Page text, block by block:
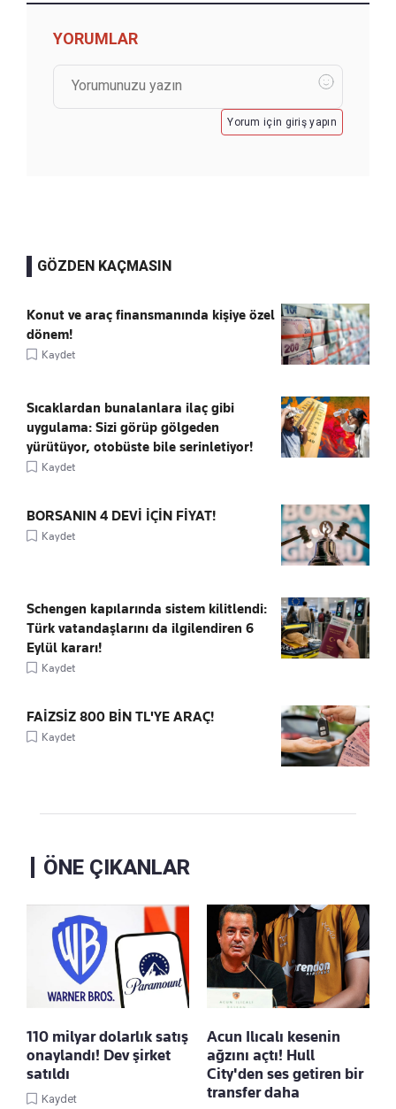
YORUMLAR
Yorum için giriş yapın
GÖZDEN KAÇMASIN
Konut ve araç finansmanında kişiye özel
dönem!
Kaydet
Sıcaklardan bunalanlara ilaç gibi
uygulama: Sizi görüp gölgeden
yürütüyor, otobüste bile serinletiyor!
Kaydet
BORSANIN 4 DEVİ İÇİN FİYAT!
Kaydet
Schengen kapılarında sistem kilitlendi:
Türk vatandaşlarını da ilgilendiren 6
Eylül kararı!
Kaydet
FAİZSİZ 800 BİN TL'YE ARAÇ!
Kaydet
ÖNE ÇIKANLAR
110 milyar dolarlık satış
onaylandı! Dev şirket
satıldı
Kaydet
Acun Ilıcalı kesenin
ağzını açtı! Hull
City'den ses getiren bir
transfer daha